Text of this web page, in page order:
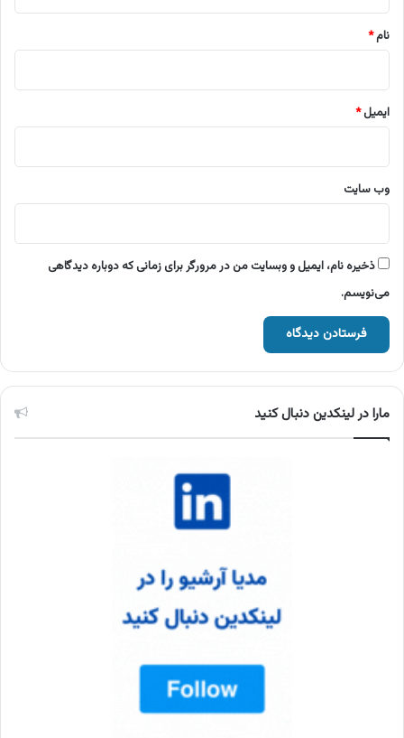
نام*
ایمیل*
وب‌ سایت
ذخیره نام، ایمیل و وبسایت من در مرورگر برای زمانی که دوباره دیدگاهی
می‌نویسم.
مارا در لینکدین دنبال کنید